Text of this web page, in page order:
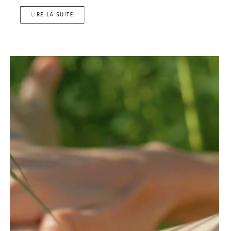
LIRE LA SUITE